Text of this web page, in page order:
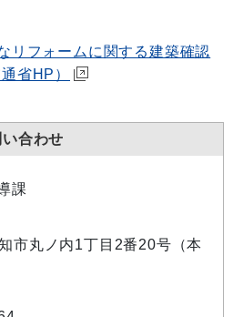
リフォームに関する建築確認
省HP）
合わせ
課
市丸ノ内1丁目2番20号（本